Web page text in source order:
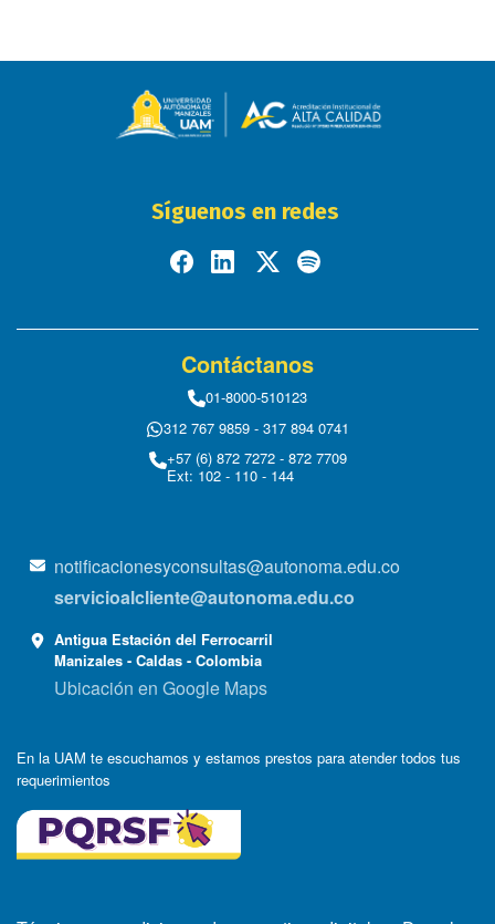
Síguenos en redes
Contáctanos
01-8000-510123
312 767 9859 - 317 894 0741
+57 (6) 872 7272 - 872 7709
Ext: 102 - 110 - 144
notificacionesyconsultas@autonoma.edu.co
servicioalcliente@autonoma.edu.co
Antigua Estación del Ferrocarril
Manizales - Caldas - Colombia
Ubicación en Google Maps
En la UAM te escuchamos y estamos prestos para atender todos tus
requerimientos